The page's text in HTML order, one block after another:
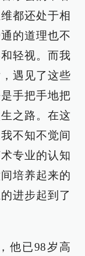
都还处于相
的道理也不
轻视。而我
遇见了这些
手把手地把
之路。在这
不知不觉间
专业的认知
培养起来的
进步起到了
他已98岁高